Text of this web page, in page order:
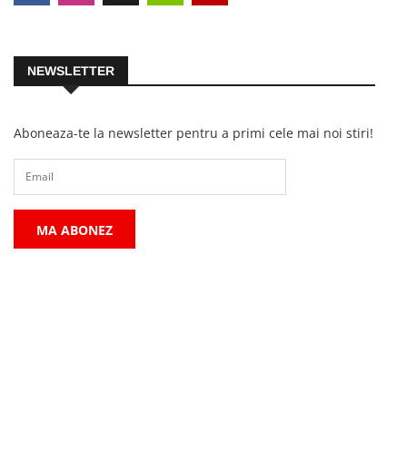
NEWSLETTER
Aboneaza-te la newsletter pentru a primi cele mai noi stiri!
MA ABONEZ